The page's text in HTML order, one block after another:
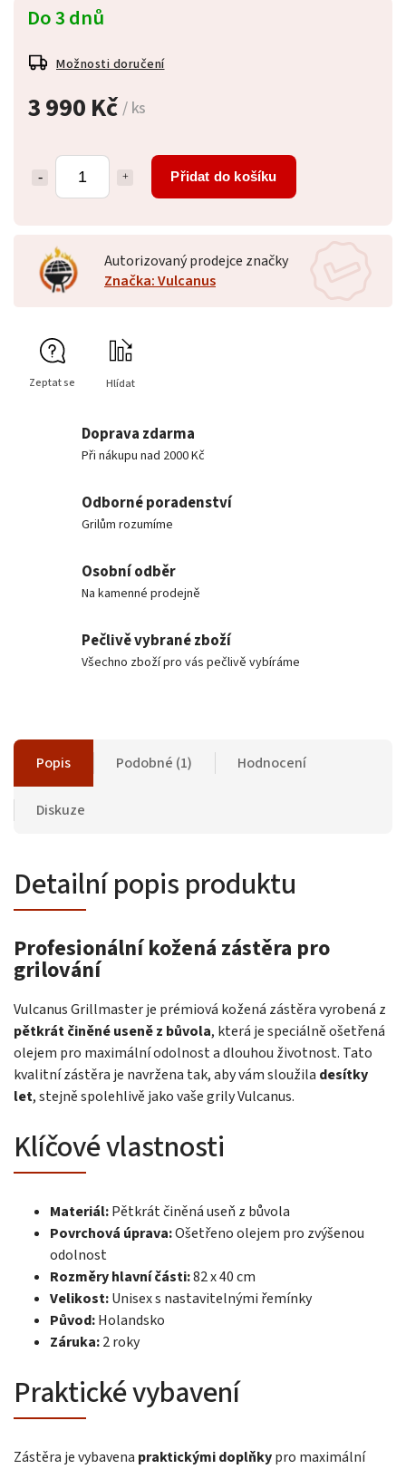
3 990 Kč/ ks
Přidat do košíku
Do 3 dnů
Možnosti doručení
Autorizovaný prodejce značky
Značka: Vulcanus
Zeptat se Hlídat
Doprava zdarma
Při nákupu nad 2000 Kč
Odborné poradenství
Grilům rozumíme
Osobní odběr
Na kamenné prodejně
Pečlivě vybrané zboží
Všechno zboží pro vás pečlivě vybíráme
Popis Podobné (1) Hodnocení
Diskuze
Detailní popis produktu
Profesionální kožená zástěra pro
grilování
Vulcanus Grillmaster je prémiová kožená zástěra vyrobená z
pětkrát činěné useně z bůvola, která je speciálně ošetřená
olejem pro maximální odolnost a dlouhou životnost. Tato
kvalitní zástěra je navržena tak, aby vám sloužila desítky
let, stejně spolehlivě jako vaše grily Vulcanus.
Klíčové vlastnosti
Materiál:Pětkrát činěná useň z bůvola
Povrchová úprava:Ošetřeno olejem pro zvýšenou
odolnost
Rozměry hlavní části:82 x 40 cm
Velikost:Unisex s nastavitelnými řemínky
Původ:Holandsko
Záruka:2 roky
Praktické vybavení
Zástěra je vybavena praktickými doplňkypro maximální